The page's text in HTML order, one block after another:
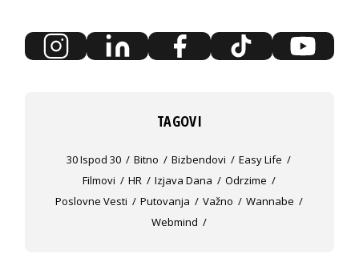
TAGOVI
30 Ispod 30 Bitno Bizbendovi
Easy Life
Filmovi
HR Izjava Dana
Odrzime
Poslovne Vesti
Putovanja Važno
Wannabe
Webmind